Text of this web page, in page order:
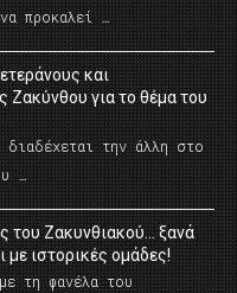
προκαλεί …
και
Ζακύνθου για το θέμα του
διαδέχεται την άλλη στο
…
του Ζακυνθιακού… ξανά
με ιστορικές ομάδες!
τη φανέλα του